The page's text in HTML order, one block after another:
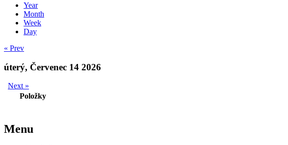
Year
Month
Week
Day
« Prev
úterý, Červenec 14 2026
Next »
Položky
Menu